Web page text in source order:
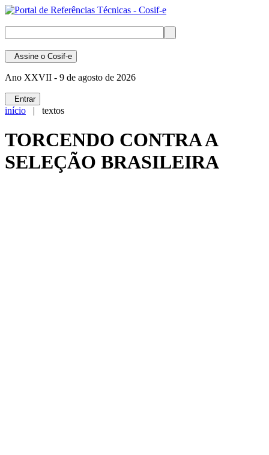
Assine o Cosif-e
Ano XXVII - 9 de agosto de 2026
Entrar
início | textos
TORCENDO CONTRA A
SELEÇÃO BRASILEIRA